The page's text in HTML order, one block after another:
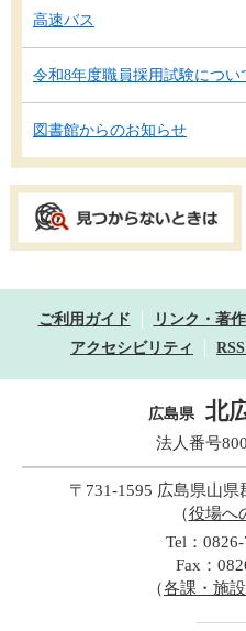
高速バス
令和8年度職員採用試験につい
図書館からのお知らせ
ご利用ガイド リンク・著
アクセシビリティ
広島県 北
法人番号
〒731-1595 広島県山
（役場へ
Tel：
Fax：
（各課・施